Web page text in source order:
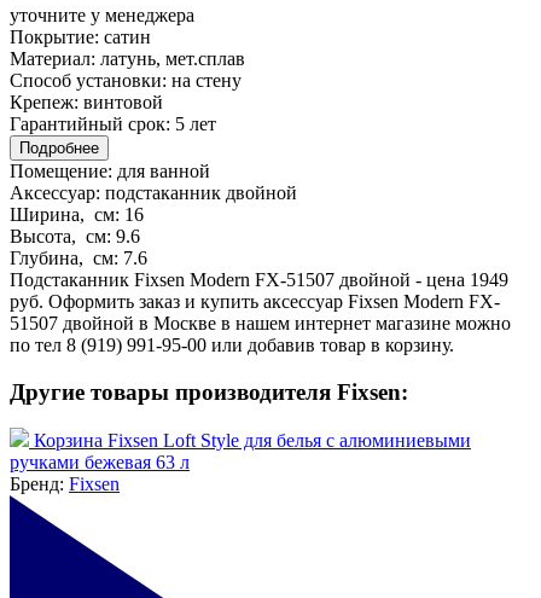
уточните у менеджера
Покрытие: сатин
Материал: латунь, мет.сплав
Способ установки: на стену
Крепеж: винтовой
Гарантийный срок: 5 лет
Подробнее
Помещение: для ванной
Аксессуар: подстаканник двойной
Ширина, см: 16
Высота, см: 9.6
Глубина, см: 7.6
Подстаканник Fixsen Modern FX-51507 двойной - цена 1949
руб. Оформить заказ и купить аксессуар Fixsen Modern FX-
51507 двойной в Москве в нашем интернет магазине можно
по тел 8 (919) 991-95-00 или добавив товар в корзину.
Другие товары производителя Fixsen:
Корзина Fixsen Loft Style для белья с алюминиевыми
ручками бежевая 63 л
Бренд: Fixsen